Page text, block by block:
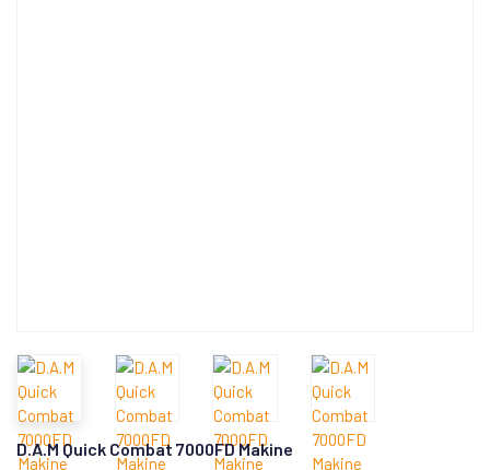
D.A.M Quick Combat 7000FD Makine